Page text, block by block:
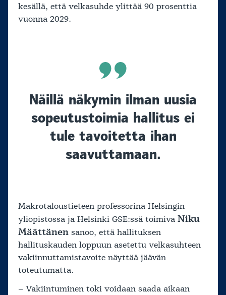
kesällä, että velkasuhde ylittää 90 prosenttia
vuonna 2029.
Näillä näkymin ilman uusia
sopeutustoimia hallitus ei
tule tavoitetta ihan
saavuttamaan.
Makrotaloustieteen professorina Helsingin
yliopistossa ja Helsinki GSE:ssä toimiva Niku
Määttänen sanoo, että hallituksen
hallituskauden loppuun asetettu velkasuhteen
vakiinnuttamistavoite näyttää jäävän
toteutumatta.
– Vakiintuminen toki voidaan saada aikaan